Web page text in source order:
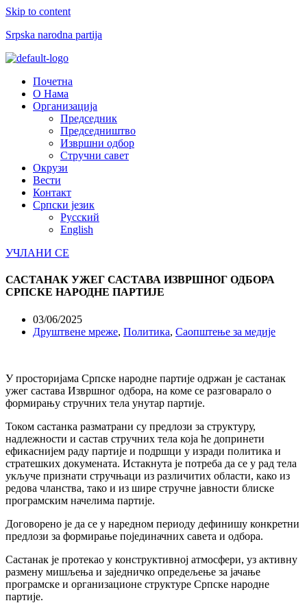
Skip to content
Srpska narodna partija
Menu
Почетна
О Нама
Организација
Председник
Председништво
Извршни одбор
Стручни савет
Окрузи
Вести
Контакт
Српски језик
Русский
English
УЧЛАНИ СЕ
САСТАНАК УЖЕГ САСТАВА ИЗВРШНОГ ОДБОРА
СРПСКЕ НАРОДНЕ ПАРТИЈЕ
03/06/2025
Друштвене мреже, Политика, Саопштење за медије
У просторијама Српске народне партије одржан је састанак
ужег састава Извршног одбора, на коме се разговарало о
формирању стручних тела унутар партије.
Током састанка разматрани су предлози за структуру,
надлежности и састав стручних тела која ће допринети
ефикаснијем раду партије и подршци у изради политика и
стратешких докумената. Истакнута је потреба да се у рад тела
укључе признати стручњаци из различитих области, како из
редова чланства, тако и из шире стручне јавности блиске
програмским начелима партије.
Договорено је да се у наредном периоду дефинишу конкретни
предлози за формирање појединачних савета и одбора.
Састанак је протекао у конструктивној атмосфери, уз активну
размену мишљења и заједничко опредељење за јачање
програмске и организационе структуре Српске народне
партије.